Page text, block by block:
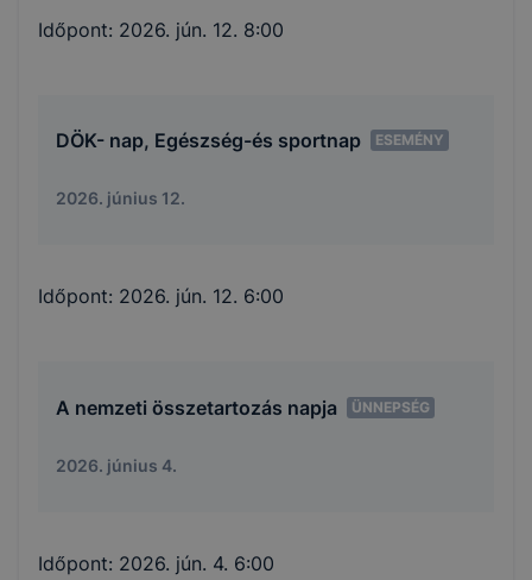
Időpont: 2026. jún. 12. 8:00
DÖK- nap, Egészség-és sportnap ESEMÉNY
2026. június 12.
Időpont: 2026. jún. 12. 6:00
A nemzeti összetartozás napja ÜNNEPSÉG
2026. június 4.
Időpont: 2026. jún. 4. 6:00